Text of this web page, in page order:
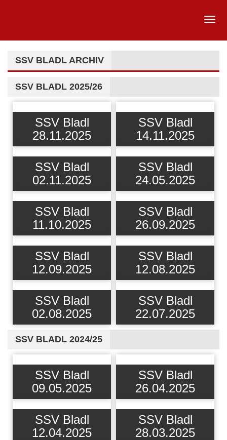
SSV BLADL ARCHIV
SSV BLADL 2025/26
SSV Bladl
28.11.2025
SSV Bladl
14.11.2025
SSV Bladl
02.11.2025
SSV Bladl
24.05.2025
SSV Bladl
11.10.2025
SSV Bladl
26.09.2025
SSV Bladl
12.09.2025
SSV Bladl
12.08.2025
SSV Bladl
02.08.2025
SSV Bladl
22.07.2025
SSV BLADL 2024/25
SSV Bladl
09.05.2025
SSV Bladl
26.04.2025
SSV Bladl
12.04.2025
SSV Bladl
28.03.2025